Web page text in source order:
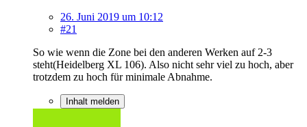
26. Juni 2019 um 10:12
#21
So wie wenn die Zone bei den anderen Werken auf 2-3
steht(Heidelberg XL 106). Also nicht sehr viel zu hoch, aber
trotzdem zu hoch für minimale Abnahme.
Inhalt melden